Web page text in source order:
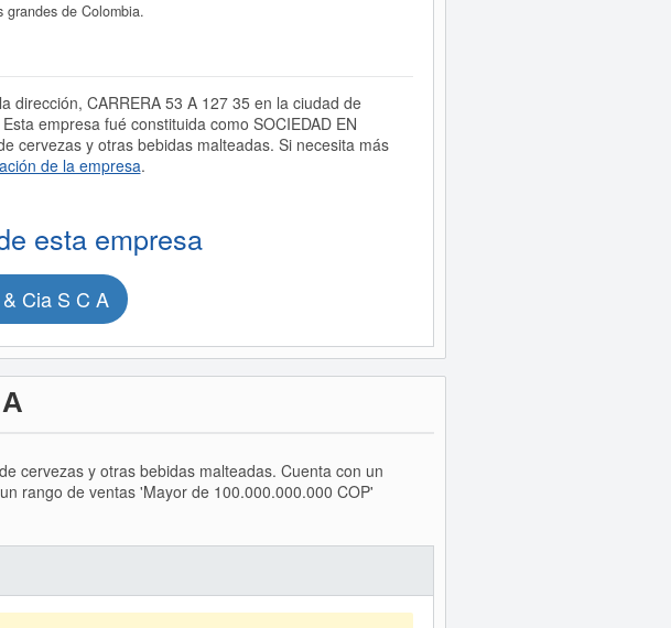
grandes de Colombia.
dirección, CARRERA 53 A 127 35 en la ciudad de
empresa fué constituida como SOCIEDAD EN
cervezas y otras bebidas malteadas. Si necesita más
de la empresa.
esta empresa
Cia S C A
cervezas y otras bebidas malteadas. Cuenta con un
rango de ventas 'Mayor de 100.000.000.000 COP'